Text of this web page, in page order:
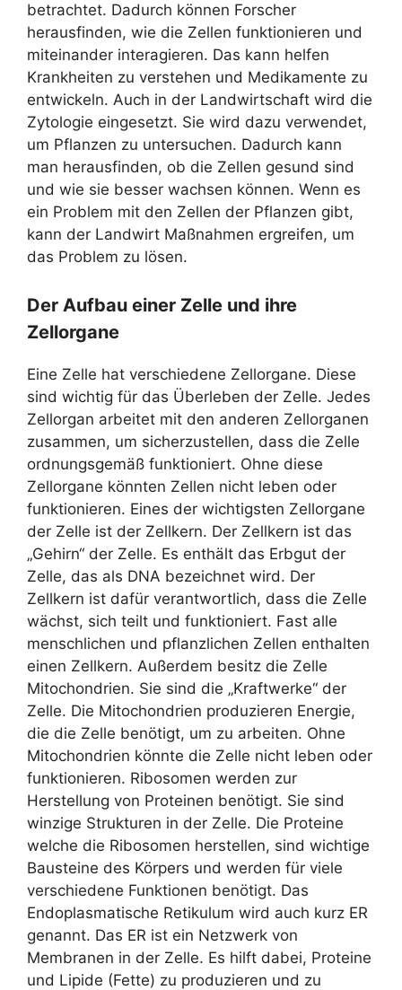
betrachtet. Dadurch können Forscher
herausfinden, wie die Zellen funktionieren und
miteinander interagieren. Das kann helfen
Krankheiten zu verstehen und Medikamente zu
entwickeln. Auch in der Landwirtschaft wird die
Zytologie eingesetzt. Sie wird dazu verwendet,
um Pflanzen zu untersuchen. Dadurch kann
man herausfinden, ob die Zellen gesund sind
und wie sie besser wachsen können. Wenn es
ein Problem mit den Zellen der Pflanzen gibt,
kann der Landwirt Maßnahmen ergreifen, um
das Problem zu lösen.
Der Aufbau einer Zelle und ihre
Zellorgane
Eine Zelle hat verschiedene Zellorgane. Diese
sind wichtig für das Überleben der Zelle. Jedes
Zellorgan arbeitet mit den anderen Zellorganen
zusammen, um sicherzustellen, dass die Zelle
ordnungsgemäß funktioniert. Ohne diese
Zellorgane könnten Zellen nicht leben oder
funktionieren. Eines der wichtigsten Zellorgane
der Zelle ist der Zellkern. Der Zellkern ist das
„Gehirn“ der Zelle. Es enthält das Erbgut der
Zelle, das als DNA bezeichnet wird. Der
Zellkern ist dafür verantwortlich, dass die Zelle
wächst, sich teilt und funktioniert. Fast alle
menschlichen und pflanzlichen Zellen enthalten
einen Zellkern. Außerdem besitz die Zelle
Mitochondrien. Sie sind die „Kraftwerke“ der
Zelle. Die Mitochondrien produzieren Energie,
die die Zelle benötigt, um zu arbeiten. Ohne
Mitochondrien könnte die Zelle nicht leben oder
funktionieren. Ribosomen werden zur
Herstellung von Proteinen benötigt. Sie sind
winzige Strukturen in der Zelle. Die Proteine
welche die Ribosomen herstellen, sind wichtige
Bausteine des Körpers und werden für viele
verschiedene Funktionen benötigt. Das
Endoplasmatische Retikulum wird auch kurz ER
genannt. Das ER ist ein Netzwerk von
Membranen in der Zelle. Es hilft dabei, Proteine
und Lipide (Fette) zu produzieren und zu